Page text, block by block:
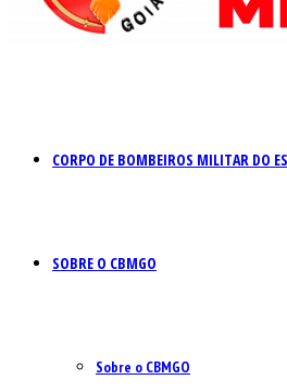
CORPO DE BOMBEIROS MILITAR DO
SOBRE O CBMGO
Sobre o CBMGO